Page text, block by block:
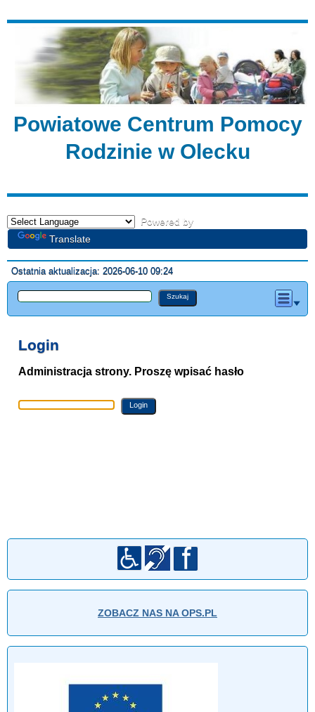
Powiatowe Centrum Pomocy
Rodzinie w Olecku
Powered by
Translate
Ostatnia aktualizacja: 2026-06-10 09:24
Login
Administracja strony. Proszę wpisać hasło
ZOBACZ NAS NA OPS.PL